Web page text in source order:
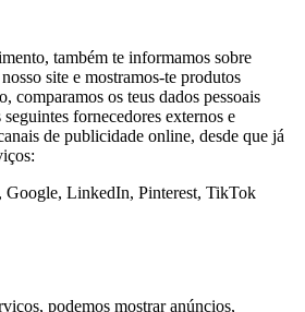
também te informamos sobre
site e mostramos-te produtos
comparamos os teus dados pessoais
fornecedores externos e
de publicidade online, desde que já
Google, LinkedIn, Pinterest, TikTok
podemos mostrar anúncios,